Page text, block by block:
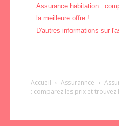
Assurance habitation :
la meilleure offre !
D'autres informations sur
Accueil Assurannce
: comparez les prix et trouvez